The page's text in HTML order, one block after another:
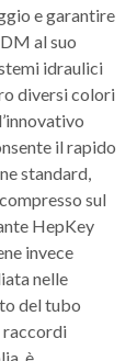
e garantire
al suo
idraulici
diversi colori
il rapido
standard,
sul
HepKey
invece
nelle
del tubo
raccordi